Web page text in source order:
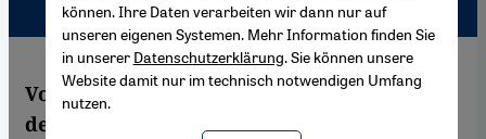
Volker Perthes, Nahostexperte und Leiter
der Stiftung Wissenschaft und Politik,
können. Ihre Daten verarbeiten wir dann nur auf
unseren eigenen Systemen. Mehr Information finden Sie
in unserer Datenschutzerklärung. Sie können unsere
Website damit nur im technisch notwendigen Umfang
nutzen.